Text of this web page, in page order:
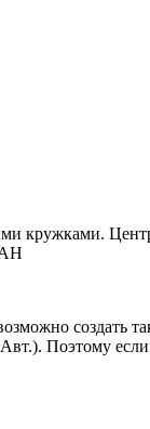
кружками.
создать
Поэтому